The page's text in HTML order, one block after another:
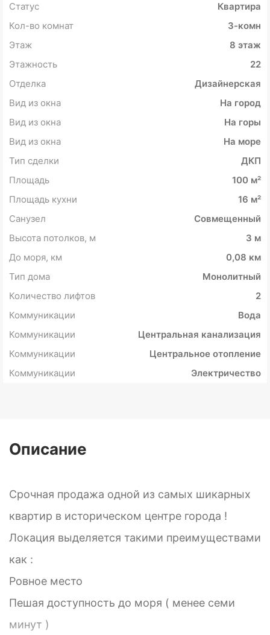
Статус
Квартира
Кол-во комнат
3-комн
Этаж
8 этаж
Этажность
22
Отделка
Дизайнерская
Вид из окна
На город
Вид из окна
На горы
Вид из окна
На море
Тип сделки
ДКП
Площадь
100 м²
Площадь кухни
16 м²
Санузел
Совмещенный
Высота потолков, м
3 м
До моря, км
0,08 км
Тип дома
Монолитный
Количество лифтов
2
Коммуникации
Вода
Коммуникации
Центральная канализация
Коммуникации
Центральное отопление
Коммуникации
Электричество
Описание
Срочная продажа одной из самых шикарных
квартир в историческом центре города !
Локация выделяется такими преимуществами
как :
Ровное место
Пешая доступность до моря ( менее семи
минут )